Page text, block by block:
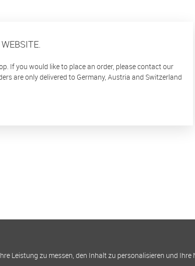
If you would like to place an order, please contact our
are only delivered to Germany, Austria and Switzerland
Leistung zu messen, den Inhalt zu personalisieren und